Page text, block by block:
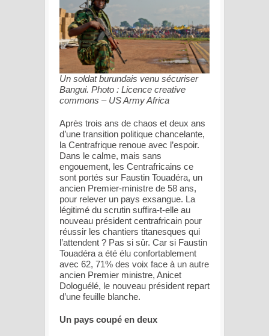
Un soldat burundais venu sécuriser
Bangui. Photo : Licence creative
commons – US Army Africa
Après trois ans de chaos et deux ans
d’une transition politique chancelante,
la Centrafrique renoue avec l’espoir.
Dans le calme, mais sans
engouement, les Centrafricains ce
sont portés sur Faustin Touadéra, un
ancien Premier-ministre de 58 ans,
pour relever un pays exsangue. La
légitimé du scrutin suffira-t-elle au
nouveau président centrafricain pour
réussir les chantiers titanesques qui
l’attendent ? Pas si sûr. Car si Faustin
Touadéra a été élu confortablement
avec 62, 71% des voix face à un autre
ancien Premier ministre, Anicet
Dologuélé, le nouveau président repart
d’une feuille blanche.
Un pays coupé en deux